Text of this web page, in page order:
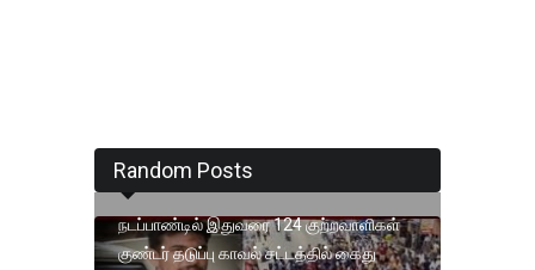
Random Posts
நடப்பாண்டில் இதுவரை 124 குற்றவாளிகள்
குண்டர் தடுப்பு காவல் சட்டத்தில் கைது